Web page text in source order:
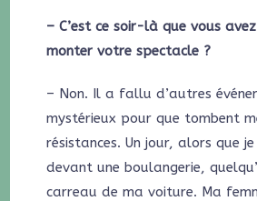
– C’est ce soir-là que vous
monter votre spectacle ?
– Non. Il a fallu d’autres
mystérieux pour que tombent
résistances. Un jour, alors que
devant une boulangerie,
carreau de ma voiture. Ma